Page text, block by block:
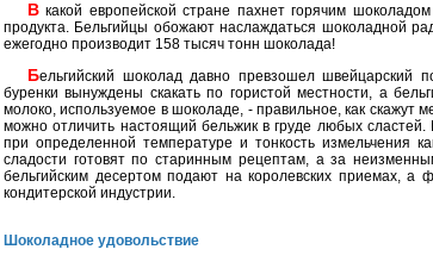
В какой европейской стране пахнет горячим шоколадом со сливками? Конечно в Бельгии, где каждый житель в год потребляет не менее 12 килограммов этого ароматного
продукта. Бельгийцы обожают наслаждаться шоколадной
ежегодно производит 158 тысяч тонн шоколада!
Бельгийский шоколад давно превзошел швейцарский по аромату, вкусу и неповторимой сливочности. Еще бы! Швейцарские
буренки вынуждены скакать по гористой местности, а
молоко, используемое в шоколаде, - правильное, как
можно отличить настоящий бельжик в груде любых
при определенной температуре и тонкость измельчения
сладости готовят по старинным рецептам, а за
бельгийским десертом подают на королевских приемах,
кондитерской индустрии.
Шоколадное удовольствие